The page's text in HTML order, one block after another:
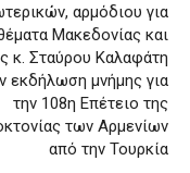
αρμόδιου για
Μακεδονίας και
κ. Σταύρου Καλαφάτη
εκδήλωση μνήμης για
την 108η Επέτειο της
των Αρμενίων
από την Τουρκία